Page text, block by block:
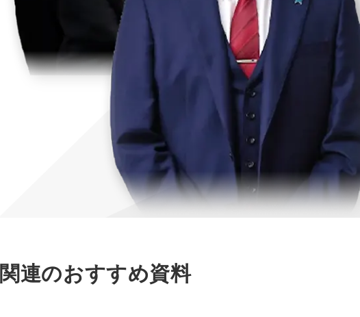
関連のおすすめ資料